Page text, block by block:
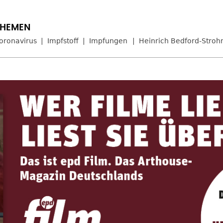
Impfstoff Impfungen Heinrich Bedford-